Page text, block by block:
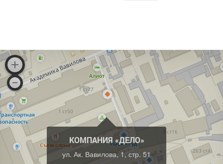
КОМПАНИЯ «ДЕЛО»
ул. Ак. Вавилова, 1, стр. 51